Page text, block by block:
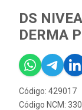
DS
DERMA
Código: 429017
Código NCM: